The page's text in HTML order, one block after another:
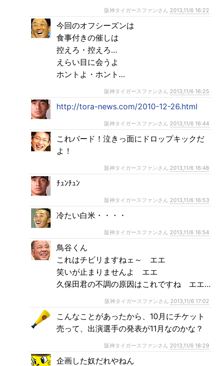
阪神タイガースファンさん 2013,11/6 16:22
今回のオフシーズンは
食事付きの催しは
控えろ・控えろ…
えらい目に会うよ
ホントよ・ホント…
阪神タイガースファンさん 2013,11/6 16:25
http://tora-news.com/2010-12-26.html
阪神タイガースファンさん 2013,11/6 16:44
これバード！泣きっ面にドロップキックだ
よ！
阪神タイガースファンさん 2013,11/6 16:48
ﾁｭﾝﾁｭﾝ
阪神タイガースファンさん 2013,11/6 16:53
冷たい白米・・・・
阪神タイガースファンさん 2013,11/6 16:54
鳥谷くん
これはチビリますねェ～ エエ
笑いが止まりませんよ エエ
久保田君の不調の原因はこれですね エエ…
阪神タイガースファンさん 2013,11/6 17:02
こんなことがあったから、10月にチケット
売って、出演選手の発表が11月なのかな？
阪神タイガースファンさん 2013,11/6 18:29
企画した奴だれやねん